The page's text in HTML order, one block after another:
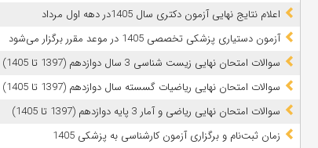
اعلام نتایج نهایی آزمون دکتری سال 1405در دهه اول مرداد
آزمون دستیاری پزشکی تخصصی 1405 در موعد مقرر برگزار می‌شود
سوالات امتحان نهایی زیست شناسی 3 سال دوازدهم (1397 تا 1405)
سوالات امتحان نهایی ریاضیات گسسته سال دوازدهم (1397 تا 1405)
سوالات امتحان نهایی ریاضی و آمار 3 پایه دوازدهم (1397 تا 1405)
زمان ثبت‌نام و برگزاری آزمون کارشناسی به پزشکی 1405